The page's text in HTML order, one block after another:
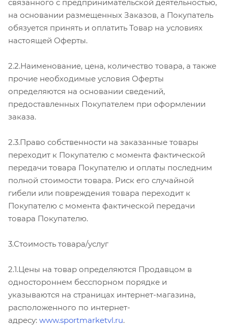
связанного с предпринимательской деятельностью,
на основании размещенных Заказов, а Покупатель
обязуется принять и оплатить Товар на условиях
настоящей Оферты.
2.2.Наименование, цена, количество товара, а также
прочие необходимые условия Оферты
определяются на основании сведений,
предоставленных Покупателем при оформлении
заказа.
2.3.Право собственности на заказанные товары
переходит к Покупателю с момента фактической
передачи товара Покупателю и оплаты последним
полной стоимости товара. Риск его случайной
гибели или повреждения товара переходит к
Покупателю с момента фактической передачи
товара Покупателю.
3.Стоимость товара/услуг
2.1.Цены на товар определяются Продавцом в
одностороннем бесспорном порядке и
указываются на страницах интернет-магазина,
расположенного по интернет-
адресу: www.sportmarketvl.ru.